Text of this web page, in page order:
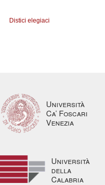
Distici elegiaci
Università
Ca’ Foscari
Venezia
Università
della
Calabria